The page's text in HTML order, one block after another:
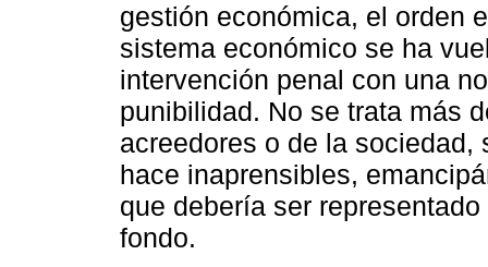
gestión económica, el orden
sistema económico se ha
intervención penal con una
punibilidad. No se trata más
acreedores o de la
hace inaprensibles,
que debería ser
fondo.